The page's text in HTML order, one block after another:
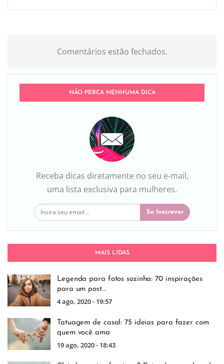
Comentários estão fechados.
NÃO PERCA NENHUMA DICA
Receba dicas diretamente no seu e-mail,
uma lista exclusiva para mulheres.
Se Inscrever
MAIS LIDAS
Legenda para fotos sozinha: 70 inspirações
para um post…
4 ago, 2020 - 19:57
Tatuagem de casal: 75 ideias para fazer com
quem você ama
19 ago, 2020 - 18:43